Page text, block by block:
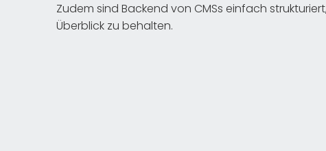
Zudem sind Backend von CMSs einfach
Überblick zu behalten.